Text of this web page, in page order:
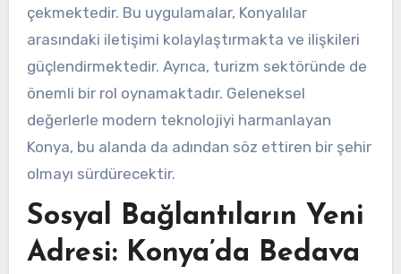
çekmektedir. Bu uygulamalar, Konyalılar
arasındaki iletişimi kolaylaştırmakta ve ilişkileri
güçlendirmektedir. Ayrıca, turizm sektöründe de
önemli bir rol oynamaktadır. Geleneksel
değerlerle modern teknolojiyi harmanlayan
Konya, bu alanda da adından söz ettiren bir şehir
olmayı sürdürecektir.
Sosyal Bağlantıların Yeni
Adresi: Konya’da Bedava